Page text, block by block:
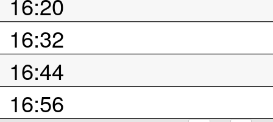
16:32
16:44
16:56